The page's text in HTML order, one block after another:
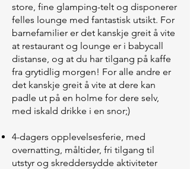
store, fine glamping-telt og disponerer
felles lounge med fantastisk utsikt. For
barnefamilier er det kanskje greit å vite
at restaurant og lounge er i babycall
distanse, og at du har tilgang på kaffe
fra grytidlig morgen! For alle andre er
det kanskje greit å vite at dere kan
padle ut på en holme for dere selv,
med iskald drikke i en snor;)
4-dagers opplevelsesferie, med
overnatting, måltider, fri tilgang til
utstyr og skreddersydde aktiviteter